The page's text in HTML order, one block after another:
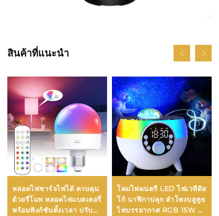
สินค้าที่แนะนำ
หลอดไฟชาร์จไฟได้ ควบคุม
ด้วยรีโมท หลอดไฟแบตเตอรี่
พร้อมฟังก์ชันตั้งเวลา ปรับ
โคมไฟดนตรี LED ไฟเวทีดิส
โก้ นาฬิกาปลุก ลำโพงบลูทูธ
ไฟบรรยากาศ RGB 15W ที่